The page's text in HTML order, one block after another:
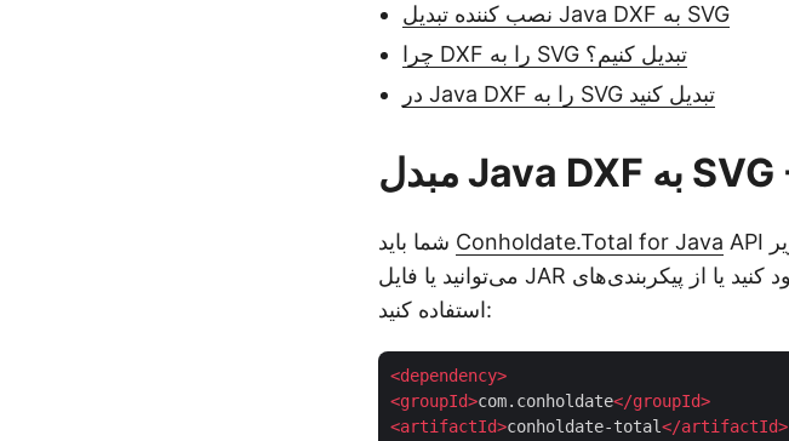
نصب کننده تبدیل Java DXF به SVG
چرا DXF را به SVG تبدیل کنیم؟
در Java DXF را به SVG تبدیل کنید
Conholdate.Total for Java API را برای تبدیل تصاویر DXF به SVG پیکربندی کنید. شما
می‌توانید یا فایل JAR را دانلود کنید یا از پیکربندی‌های Maven زیر در فایل pom.xml پروژه خود
استفاده کنید:
<dependency>
<groupId>com.conholdate</groupId>
<artifactId>conholdate-total</artifactId>